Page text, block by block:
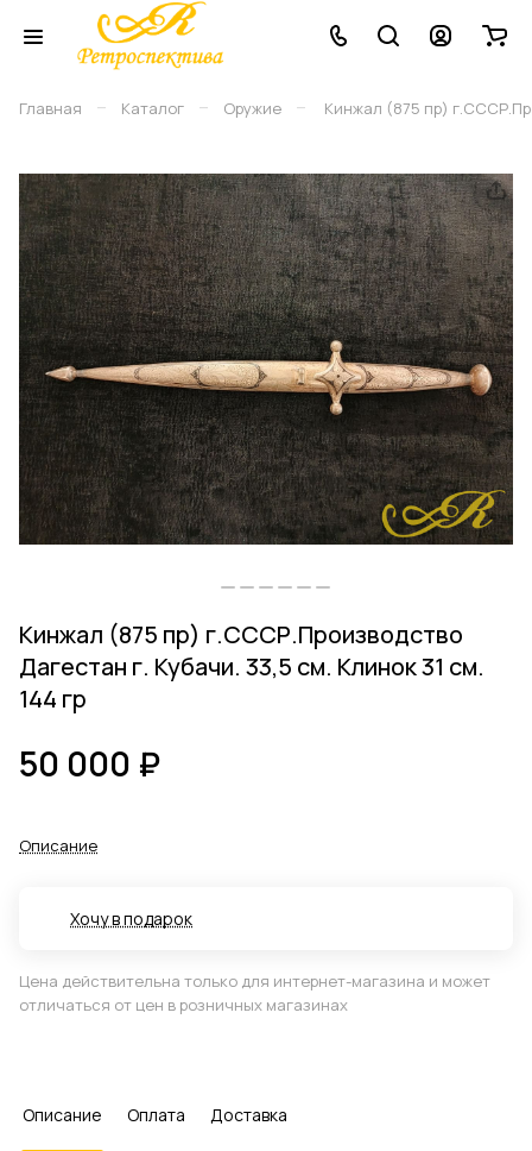
Главная – Каталог – Оружие – Кинжал (875 пр)
Кинжал (875 пр) г.СССР.Производство
Дагестан г. Кубачи. 33,5 см. Клинок 31 см.
144 гр
50 000 ₽
Описание
Хочу в подарок
Цена действительна только для интернет-магазина и может
отличаться от цен в розничных магазинах
Описание Оплата Доставка